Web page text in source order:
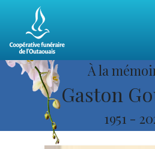
À la
Gaston
1951 -